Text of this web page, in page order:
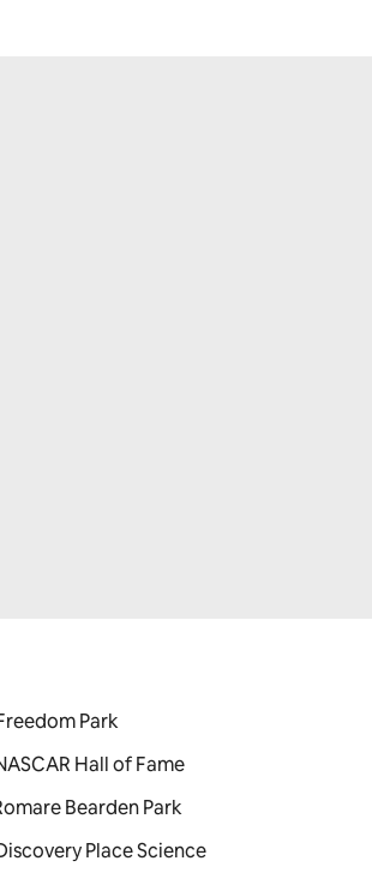
Park
Hall of Fame
Bearden Park
Place Science